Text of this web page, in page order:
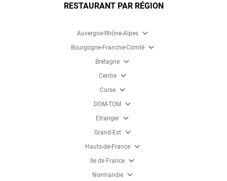
RESTAURANT PAR RÉGION
Auvergne-Rhône-Alpes expand_more
Bourgogne-Franche-Comté expand_more
Bretagne expand_more
Centre expand_more
Corse expand_more
DOM-TOM expand_more
Etranger expand_more
Grand-Est expand_more
Hauts-de-France expand_more
Ile de France expand_more
Normandie expand_more